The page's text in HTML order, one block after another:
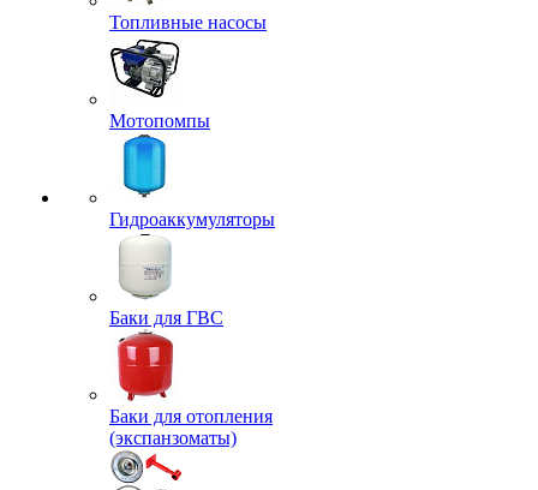
Топливные насосы
Мотопомпы
Гидроаккумуляторы
Баки для ГВС
Баки для отопления
(экспанзоматы)